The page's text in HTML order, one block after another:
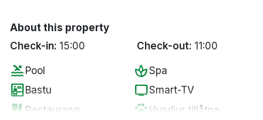
About this property
Check-in: 15:00 Check-out: 11:00
pool Pool spaSpa
saunaBastu tvSmart-TV
restaurant Restaurang pets Husdjur tillåtna